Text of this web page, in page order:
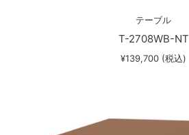
テーブル
T-2708WB-NT
¥139,700 (税込)